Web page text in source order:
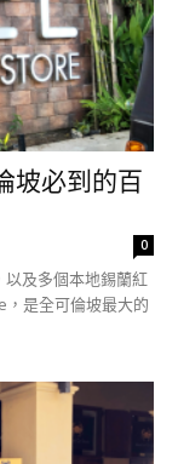
坡必到的百
0
及多個本地錫蘭紅
是全可倫坡最大的